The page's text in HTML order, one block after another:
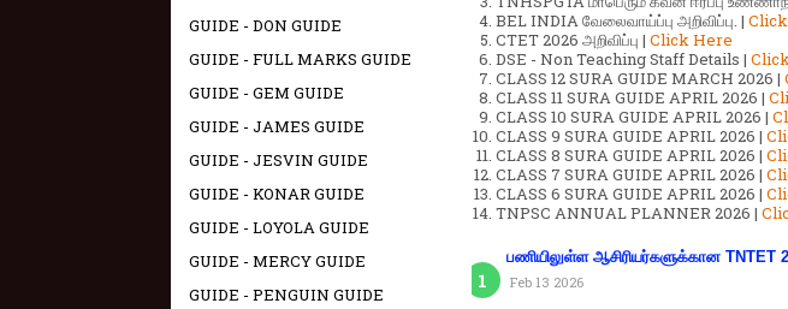
BEL INDIA வேலைவாய்ப்பு அறிவிப்பு. |
CTET 2026 அறிவிப்பு | Click Here
DSE - Non Teaching Staff Details |
CLASS 12 SURA GUIDE MARCH 2026 |
CLASS 11 SURA GUIDE APRIL 2026 |
CLASS 10 SURA GUIDE APRIL 2026 |
CLASS 9 SURA GUIDE APRIL 2026 |
CLASS 8 SURA GUIDE APRIL 2026 |
CLASS 7 SURA GUIDE APRIL 2026 |
CLASS 6 SURA GUIDE APRIL 2026 |
TNPSC ANNUAL PLANNER 2026 |
பணியிலுள்ள ஆசிரியர்களுக்கான TNTET
Feb 13 2026
GUIDE - DON GUIDE
GUIDE - FULL MARKS GUIDE
GUIDE - GEM GUIDE
GUIDE - JAMES GUIDE
GUIDE - JESVIN GUIDE
GUIDE - KONAR GUIDE
GUIDE - LOYOLA GUIDE
GUIDE - MERCY GUIDE
GUIDE - PENGUIN GUIDE